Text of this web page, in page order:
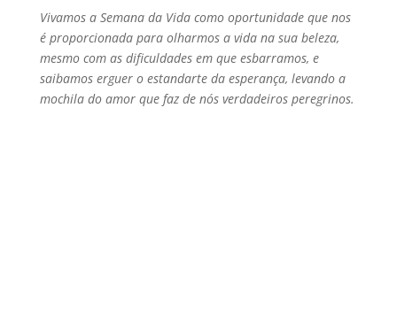
Vivamos a Semana da Vida como oportunidade que nos
é proporcionada para olharmos a vida na sua beleza,
mesmo com as dificuldades em que esbarramos, e
saibamos erguer o estandarte da esperança, levando a
mochila do amor que faz de nós verdadeiros peregrinos.